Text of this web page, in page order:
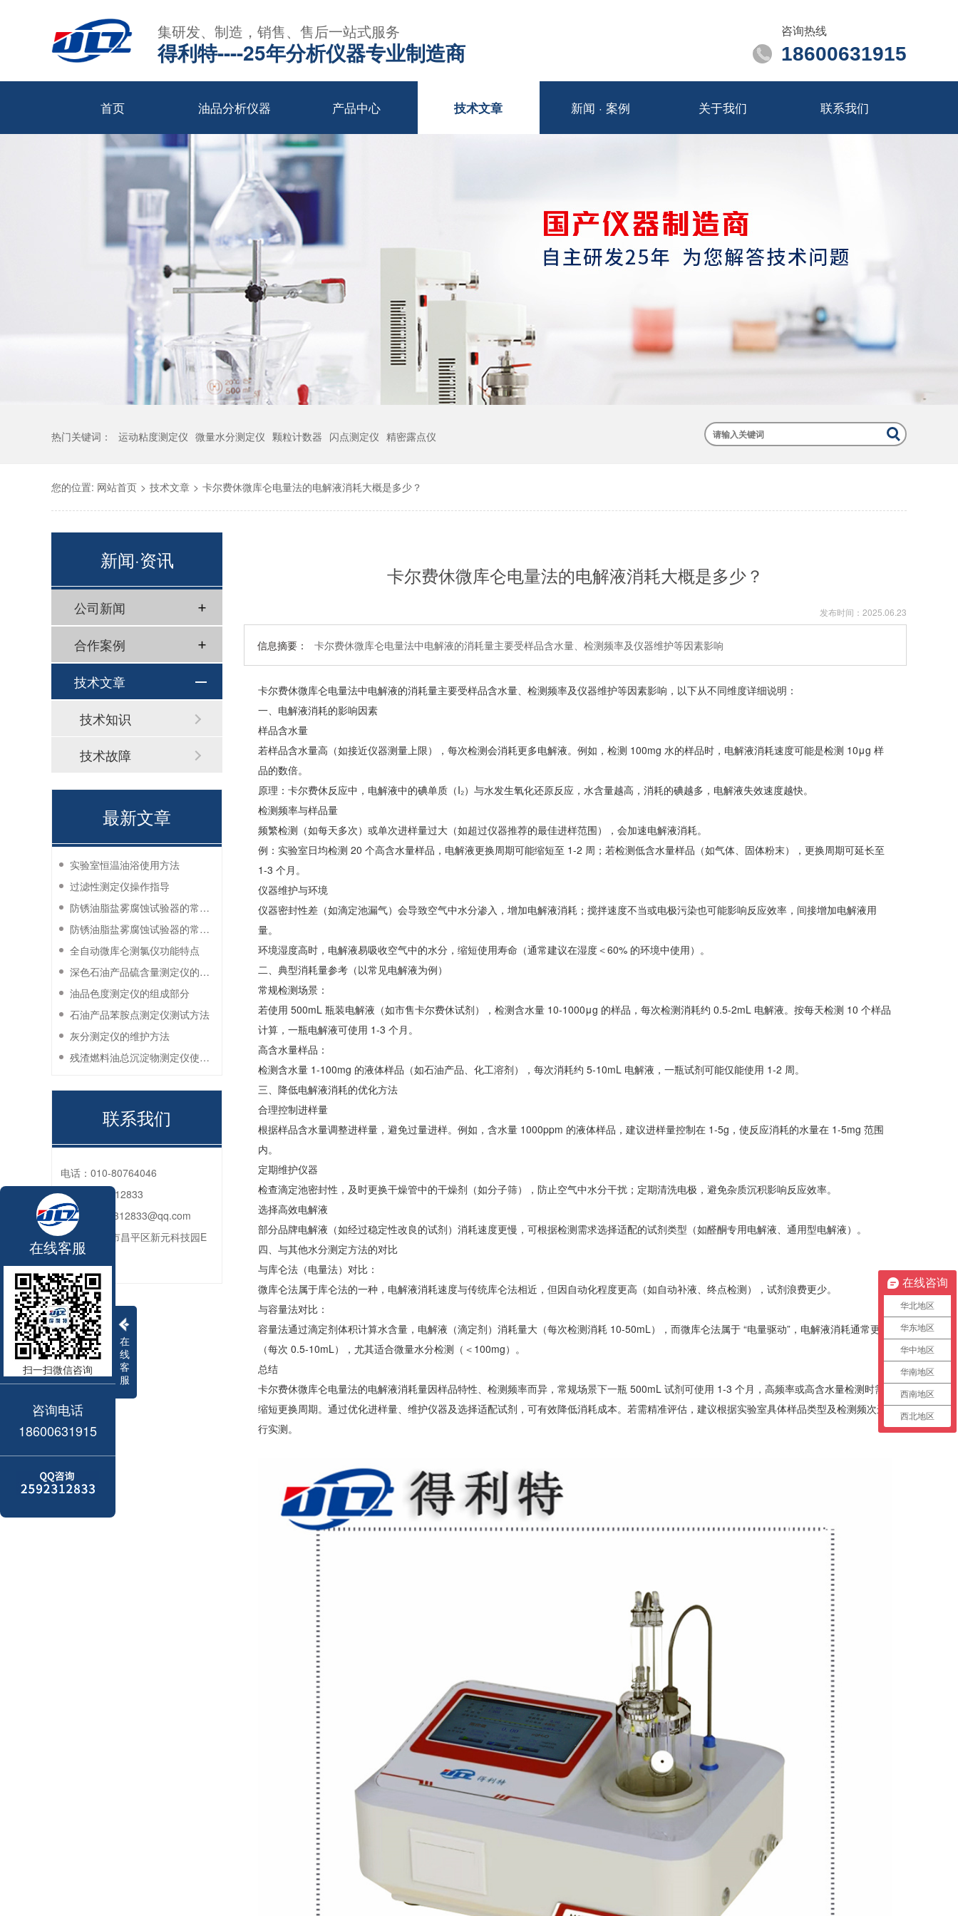
集研发、制造，销售、售后一站式服务
得利特----25年分析仪器专业制造商
咨询热线
18600631915
首页 油品分析仪器 产品中心 技术文章 新闻 · 案例 关于我们 联系我们
热门关键词： 运动粘度测定仪 微量水分测定仪 颗粒计数器 闪点测定仪 精密露点仪
您的位置: 网站首页 > 技术文章 > 卡尔费休微库仑电量法的电解液消耗大概是多少？
卡尔费休微库仑电量法的电解液消耗大概是多少？
发布时间： 2025.06.23
信息摘要： 卡尔费休微库仑电量法中电解液的消耗量主要受样品含水量、检测频率及仪器维护等因素影响
卡尔费休微库仑电量法中电解液的消耗量主要受样品含水量、检测频率及仪器维护等因素影响，以下从不同维度详细说明：
一、电解液消耗的影响因素
样品含水量
若样品含水量高（如接近仪器测量上限），每次检测会消耗更多电解液。例如，检测 100mg 水的样品时，电解液消耗速度可能是检测 10μg 样
品的数倍。
原理：卡尔费休反应中，电解液中的碘单质（I₂）与水发生氧化还原反应，水含量越高，消耗的碘越多，电解液失效速度越快。
检测频率与样品量
频繁检测（如每天多次）或单次进样量过大（如超过仪器推荐的最佳进样范围），会加速电解液消耗。
例：实验室日均检测 20 个高含水量样品，电解液更换周期可能缩短至 1-2 周；若检测低含水量样品（如气体、固体粉末），更换周期可延长至
1-3 个月。
仪器维护与环境
仪器密封性差（如滴定池漏气）会导致空气中水分渗入，增加电解液消耗；搅拌速度不当或电极污染也可能影响反应效率，间接增加电解液用
量。
环境湿度高时，电解液易吸收空气中的水分，缩短使用寿命（通常建议在湿度＜60% 的环境中使用）。
二、典型消耗量参考（以常见电解液为例）
常规检测场景：
若使用 500mL 瓶装电解液（如市售卡尔费休试剂），检测含水量 10-1000μg 的样品，每次检测消耗约 0.5-2mL 电解液。按每天检测 10 个样品
计算，一瓶电解液可使用 1-3 个月。
高含水量样品：
检测含水量 1-100mg 的液体样品（如石油产品、化工溶剂），每次消耗约 5-10mL 电解液，一瓶试剂可能仅能使用 1-2 周。
三、降低电解液消耗的优化方法
合理控制进样量
根据样品含水量调整进样量，避免过量进样。例如，含水量 1000ppm 的液体样品，建议进样量控制在 1-5g，使反应消耗的水量在 1-5mg 范围
内。
定期维护仪器
检查滴定池密封性，及时更换干燥管中的干燥剂（如分子筛），防止空气中水分干扰；定期清洗电极，避免杂质沉积影响反应效率。
选择高效电解液
部分品牌电解液（如经过稳定性改良的试剂）消耗速度更慢，可根据检测需求选择适配的试剂类型（如醛酮专用电解液、通用型电解液）。
四、与其他水分测定方法的对比
与库仑法（电量法）对比：
微库仑法属于库仑法的一种，电解液消耗速度与传统库仑法相近，但因自动化程度更高（如自动补液、终点检测），试剂浪费更少。
与容量法对比：
容量法通过滴定剂体积计算水含量，电解液（滴定剂）消耗量大（每次检测消耗 10-50mL），而微库仑法属于 “电量驱动”，电解液消耗通常更低
（每次 0.5-10mL），尤其适合微量水分检测（＜100mg）。
总结
卡尔费休微库仑电量法的电解液消耗量因样品特性、检测频率而异，常规场景下一瓶 500mL 试剂可使用 1-3 个月，高频率或高含水量检测时需
缩短更换周期。通过优化进样量、维护仪器及选择适配试剂，可有效降低消耗成本。若需精准评估，建议根据实验室具体样品类型及检测频次进
行实测。
新闻·资讯
公司新闻
合作案例
技术文章
技术知识
技术故障
最新文章
实验室恒温油浴使用方法
过滤性测定仪操作指导
防锈油脂盐雾腐蚀试验器的常见故障与解决方法
防锈油脂盐雾腐蚀试验器的常见故障与解决方法
全自动微库仑测氯仪功能特点
深色石油产品硫含量测定仪的工作环境要求
油品色度测定仪的组成部分
石油产品苯胺点测定仪测试方法
灰分测定仪的维护方法
残渣燃料油总沉淀物测定仪使用注意事项
联系我们
电话： 010-80764046
QQ：
2592312833
邮箱：
2592312833@qq.com
地址：
北京市昌平区新元科技园E
座206
在
线
客
服
在线客服
扫一扫微信咨询
咨询电话
18600631915
在线咨询
华北地区
华东地区
华中地区
华南地区
西南地区
西北地区